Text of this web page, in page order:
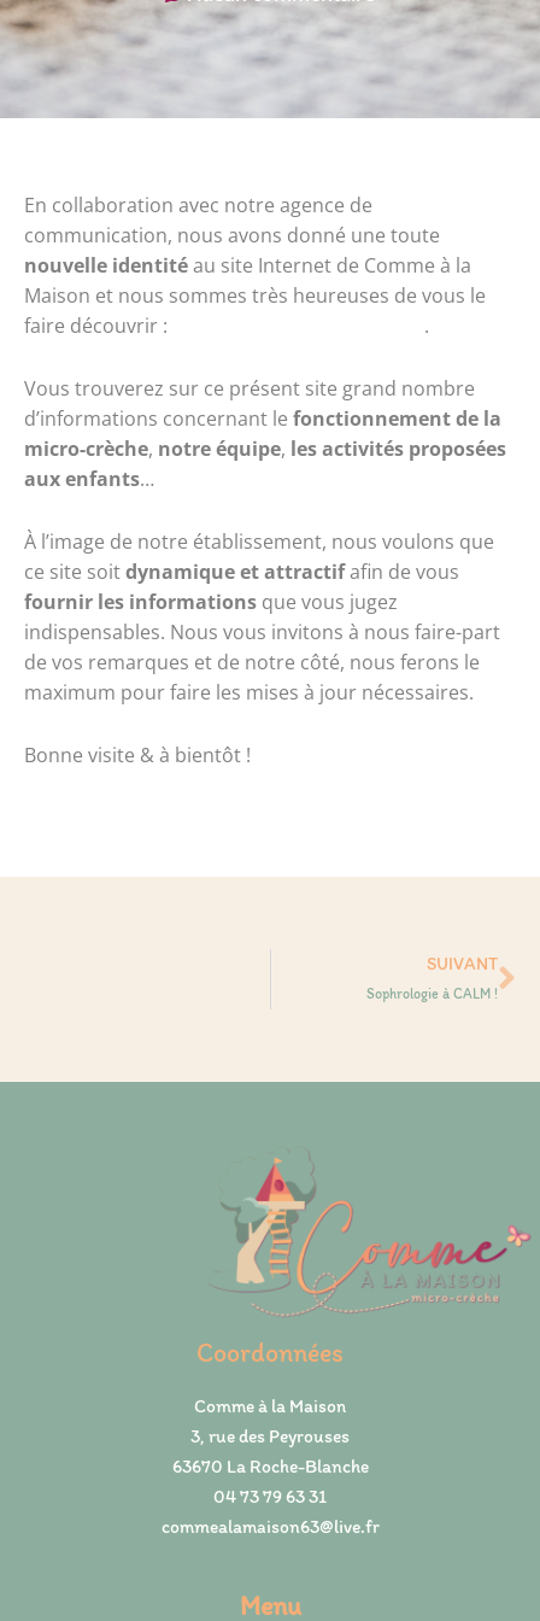
En collaboration avec notre agence de
communication, nous avons donné une toute
nouvelle identitéau site Internet de Comme à la
Maison et nous sommes très heureuses de vous le
faire découvrir :
.
Vous trouverez sur ce présent site grand nombre
d’informations concernant le fonctionnement de la
micro-crèche, notre équipe, les activités proposées
aux enfants…
À l’image de notre établissement, nous voulons que
ce site soitdynamique et attractifafin de vous
fournir les informations que vous jugez
indispensables. Nous vous invitons à nous faire-part
de vos remarques et de notre côté, nous ferons le
maximum pour faire les mises à jour nécessaires.
Bonne visite & à bientôt !
SUIVANT
Sophrologie à CALM !
Coordonnées
Comme à la Maison
3, rue des Peyrouses
63670 La Roche-Blanche
04 73 79 63 31
commealamaison63@live.fr
Menu